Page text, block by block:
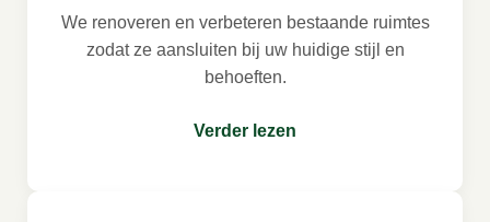
We renoveren en verbeteren bestaande ruimtes
zodat ze aansluiten bij uw huidige stijl en
behoeften.
Verder lezen